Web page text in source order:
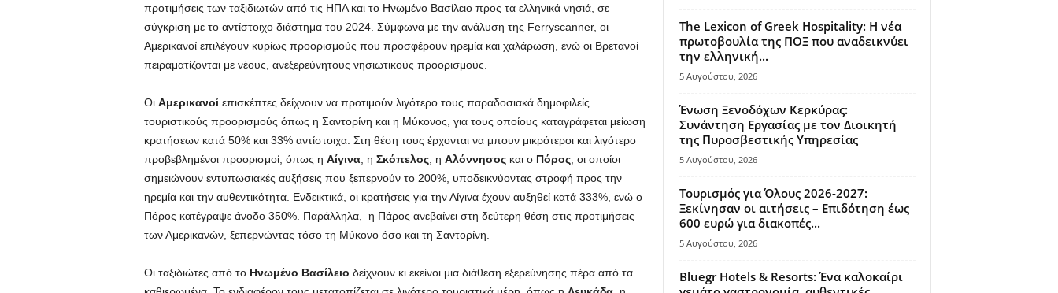
προτιμήσεις των ταξιδιωτών από τις ΗΠΑ και το Ηνωμένο Βασίλειο προς τα ελληνικά νησιά, σε
σύγκριση με το αντίστοιχο διάστημα του 2024. Σύμφωνα με την ανάλυση της Ferryscanner, οι
Αμερικανοί επιλέγουν κυρίως προορισμούς που προσφέρουν ηρεμία και χαλάρωση, ενώ οι Βρετανοί
πειραματίζονται με νέους, ανεξερεύνητους νησιωτικούς προορισμούς.
Οι Αμερικανοίεπισκέπτες δείχνουν να προτιμούν λιγότερο τους παραδοσιακά δημοφιλείς
τουριστικούς προορισμούς όπως η Σαντορίνη και η Μύκονος, για τους οποίους καταγράφεται μείωση
κρατήσεων κατά 50% και 33% αντίστοιχα. Στη θέση τους έρχονται να μπουν μικρότεροι και λιγότερο
προβεβλημένοι προορισμοί, όπως η Αίγινα, η Σκόπελος, η Αλόννησοςκαι ο Πόρος, οι οποίοι
σημειώνουν εντυπωσιακές αυξήσεις που ξεπερνούν το 200%, υποδεικνύοντας στροφή προς την
ηρεμία και την αυθεντικότητα. Ενδεικτικά, οι κρατήσεις για την Αίγινα έχουν αυξηθεί κατά 333%, ενώ ο
Πόρος κατέγραψε άνοδο 350%. Παράλληλα, η Πάρος ανεβαίνει στη δεύτερη θέση στις προτιμήσεις
των Αμερικανών, ξεπερνώντας τόσο τη Μύκονο όσο και τη Σαντορίνη.
Οι ταξιδιώτες από το Ηνωμένο Βασίλειο δείχνουν κι εκείνοι μια διάθεση εξερεύνησης πέρα από τα
The Lexicon of Greek Hospitality: Η νέα
πρωτοβουλία της ΠΟΞ που αναδεικνύει
την ελληνική...
5 Αυγούστου, 2026
Ένωση Ξενοδόχων Κερκύρας:
Συνάντηση Εργασίας με τον Διοικητή
της Πυροσβεστικής Υπηρεσίας
5 Αυγούστου, 2026
Τουρισμός για Όλους 2026-2027:
Ξεκίνησαν οι αιτήσεις – Επιδότηση έως
600 ευρώ για διακοπές...
5 Αυγούστου, 2026
Bluegr Hotels & Resorts: Ένα καλοκαίρι